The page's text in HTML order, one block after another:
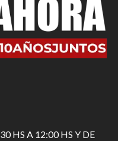
HS A 12:00 HS Y DE